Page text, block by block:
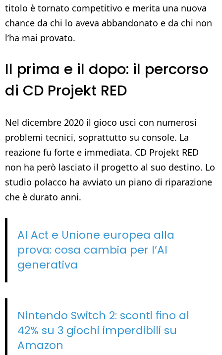
titolo è tornato competitivo e merita una nuova
chance da chi lo aveva abbandonato e da chi non
l’ha mai provato.
Il prima e il dopo: il percorso
di CD Projekt RED
Nel dicembre 2020 il gioco uscì con numerosi
problemi tecnici, soprattutto su console. La
reazione fu forte e immediata. CD Projekt RED
non ha però lasciato il progetto al suo destino. Lo
studio polacco ha avviato un piano di riparazione
che è durato anni.
AI Act e Unione europea alla
prova: cosa cambia per l’AI
generativa
Nintendo Switch 2: sconti fino al
42% su 3 giochi imperdibili su
Amazon